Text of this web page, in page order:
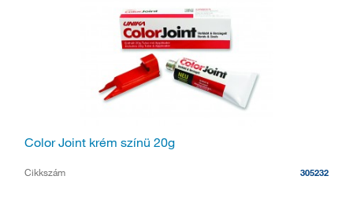
Color Joint krém színü 20g
Cikkszám 305232